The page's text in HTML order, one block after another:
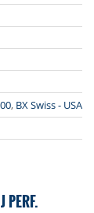
, BX Swiss - USA
PERF.